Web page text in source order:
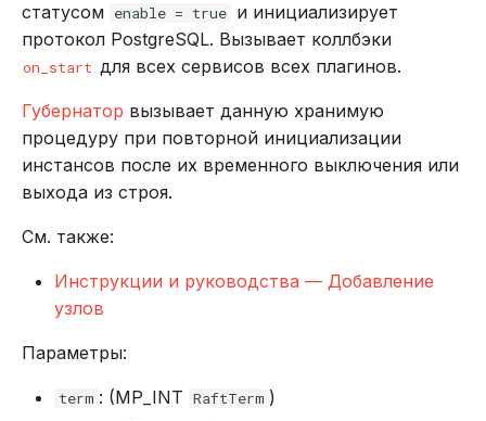
статусом enable = true и инициализирует
протокол PostgreSQL. Вызывает коллбэки
on_start для всех сервисов всех плагинов.
Губернатор вызывает данную хранимую
процедуру при повторной инициализации
инстансов после их временного выключения или
выхода из строя.
См. также:
Инструкции и руководства — Добавление
узлов
Параметры:
term : (MP_INT RaftTerm )